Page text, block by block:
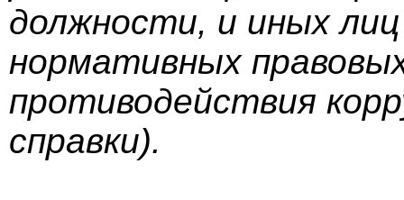
должности, и иных
нормативных
противодействия
справки).